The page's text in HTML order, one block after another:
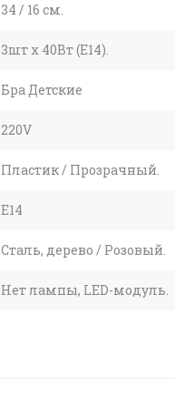
34 / 16 см.
3шт x 40Вт (E14).
Бра Детские
220V
Пластик / Прозрачный.
E14
Сталь, дерево / Розовый.
Нет лампы, LED-модуль.